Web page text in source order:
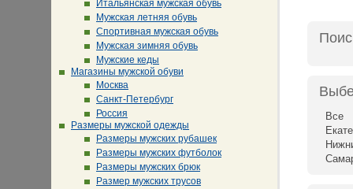
Итальянская мужская обувь
Мужская летняя обувь
Спортивная мужская обувь
Мужская зимняя обувь
Мужские кеды
Магазины мужской обуви
Москва
Санкт-Петербург
Россия
Размеры мужской одежды
Размеры мужских рубашек
Размеры мужских футболок
Размеры мужских брюк
Размер мужских трусов
Все